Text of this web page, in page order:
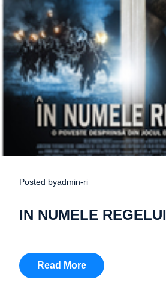
Posted byadmin-ri
IN NUMELE REGELUI
Read More